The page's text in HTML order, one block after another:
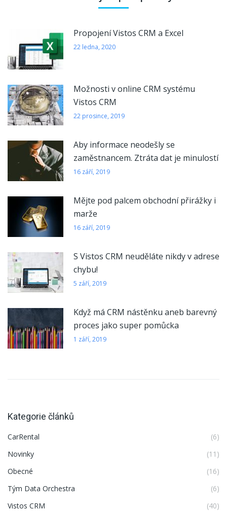
Propojení Vistos CRM a Excel
22 ledna, 2020
Možnosti v online CRM systému
Vistos CRM
22 prosince, 2019
Aby informace neodešly se
zaměstnancem. Ztráta dat je minulostí
16 září, 2019
Mějte pod palcem obchodní přirážky i
marže
16 září, 2019
S Vistos CRM neuděláte nikdy v adrese
chybu!
5 září, 2019
Když má CRM nástěnku aneb barevný
proces jako super pomůcka
1 září, 2019
Kategorie článků
CarRental
(6)
Novinky
(11)
Obecné
(16)
Tým Data Orchestra
(6)
Vistos CRM
(40)